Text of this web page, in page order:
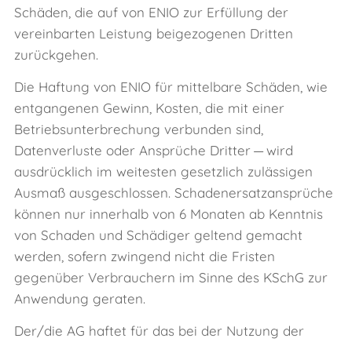
Schäden, die auf von ENIO zur Erfüllung der
vereinbarten Leistung beigezogenen Dritten
zurückgehen.
Die Haftung von ENIO für mittelbare Schäden, wie
entgangenen Gewinn, Kosten, die mit einer
Betriebsunterbrechung verbunden sind,
Datenverluste oder Ansprüche Dritter — wird
ausdrücklich im weitesten gesetzlich zulässigen
Ausmaß ausgeschlossen. Schadenersatzansprüche
können nur innerhalb von 6 Monaten ab Kenntnis
von Schaden und Schädiger geltend gemacht
werden, sofern zwingend nicht die Fristen
gegenüber Verbrauchern im Sinne des KSchG zur
Anwendung geraten.
Der/die AG haftet für das bei der Nutzung der